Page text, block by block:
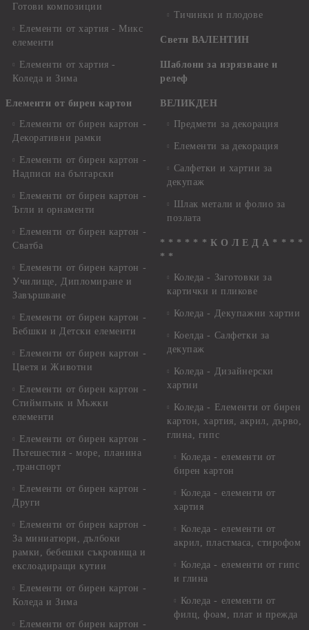
Готови композиции
Елементи от хартия - Микс
елементи
Елементи от хартия -
Коледа и Зима
Елементи от бирен картон
Елементи от бирен картон -
Декоративни рамки
Елементи от бирен картон -
Надписи на български
Елементи от бирен картон -
Ъгли и орнаменти
Елементи от бирен картон -
Сватба
Елементи от бирен картон -
Училище, Дипломиране и
Завършване
Елементи от бирен картон -
Бебшки и Детски елементи
Елементи от бирен картон -
Цветя и Животни
Елементи от бирен картон -
Стиймпънк и Мъжки
елементи
Елементи от бирен картон -
Пътешестия - море, планина
,транспорт
Елементи от бирен картон -
Други
Елементи от бирен картон -
За миниатюри, дълбоки
рамки, бебешки съкровища и
екслоадиращи кутии
Елементи от бирен картон -
Коледа и Зима
Елементи от бирен картон -
Тичинки и плодове
Свети ВАЛЕНТИН
Шаблони за изрязване и
релеф
ВЕЛИКДЕН
Предмети за декорация
Елементи за декорация
Салфетки и хартии за
декупаж
Шлак метали и фолио за
позлата
* * * * * * К О Л Е Д А * * * *
* *
Коледа - Заготовки за
картички и пликове
Коледа - Декупажни хартии
Коелда - Салфетки за
декупаж
Коледа - Дизайнерски
хартии
Коледа - Eлементи от бирен
картон, хартия, акрил, дърво,
глина, гипс
Коледа - елементи от
бирен картон
Коледа - елементи от
хартия
Коледа - елементи от
акрил, пластмаса, стирофом
Коледа - елементи от гипс
и глина
Коледа - елементи от
филц, фоам, плат и прежда